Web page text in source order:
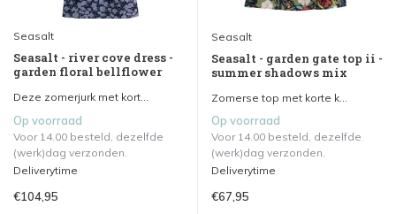
Seasalt
Seasalt - river cove dress -
garden floral bellflower
Deze zomerjurk met kort...
Op voorraad
Voor 14.00 besteld, dezelfde
(werk)dag verzonden.
Deliverytime
€104,95
Seasalt
Seasalt - garden gate top ii -
summer shadows mix
Zomerse top met korte k...
Op voorraad
Voor 14.00 besteld, dezelfde
(werk)dag verzonden.
Deliverytime
€67,95